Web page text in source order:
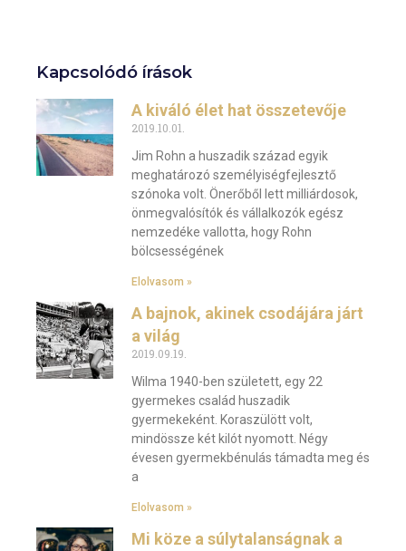
Kapcsolódó írások
A kiváló élet hat összetevője
2019.10.01.
Jim Rohn a huszadik század egyik
meghatározó személyiségfejlesztő
szónoka volt. Önerőből lett milliárdosok,
önmegvalósítók és vállalkozók egész
nemzedéke vallotta, hogy Rohn
bölcsességének
Elolvasom »
A bajnok, akinek csodájára járt
a világ
2019.09.19.
Wilma 1940-ben született, egy 22
gyermekes család huszadik
gyermekeként. Koraszülött volt,
mindössze két kilót nyomott. Négy
évesen gyermekbénulás támadta meg és
a
Elolvasom »
Mi köze a súlytalanságnak a